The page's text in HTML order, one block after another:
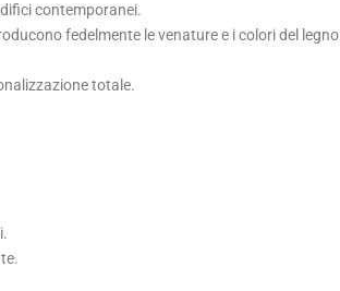
contemporanei.
fedelmente le venature e i colori del legno
totale.